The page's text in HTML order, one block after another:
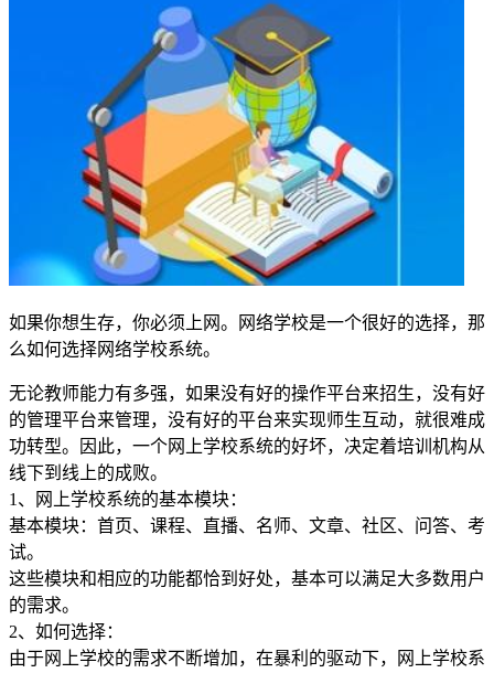
如果你想生存，你必须上网。网络学校是一个很好的选择，那
么如何选择网络学校系统。
无论教师能力有多强，如果没有好的操作平台来招生，没有好
的管理平台来管理，没有好的平台来实现师生互动，就很难成
功转型。因此，一个网上学校系统的好坏，决定着培训机构从
线下到线上的成败。
1、网上学校系统的基本模块：
基本模块：首页、课程、直播、名师、文章、社区、问答、考
试。
这些模块和相应的功能都恰到好处，基本可以满足大多数用户
的需求。
2、如何选择：
由于网上学校的需求不断增加，在暴利的驱动下，网上学校系